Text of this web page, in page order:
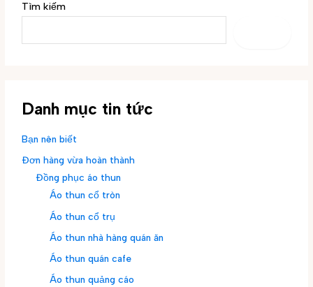
Tìm kiếm
Danh mục tin tức
Bạn nên biết
Đơn hàng vừa hoàn thành
Đồng phục áo thun
Áo thun cổ tròn
Áo thun cổ trụ
Áo thun nhà hàng quán ăn
Áo thun quán cafe
Áo thun quảng cáo